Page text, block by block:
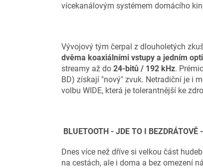
vícekanálovým systémem domácího
Vývojový tým čerpal z dlouholetých
dvěma koaxiálními vstupy a jedním
streamy až do 24-bitů / 192 kHz.
BD) získají "nový" zvuk. Netradiční je i
volbu WIDE, která je tolerantnější ke
BLUETOOTH - JDE TO I BEZDRÁTOVĚ
Dnes více než dříve si velkou část
na cestách, ale i doma a bez omezení